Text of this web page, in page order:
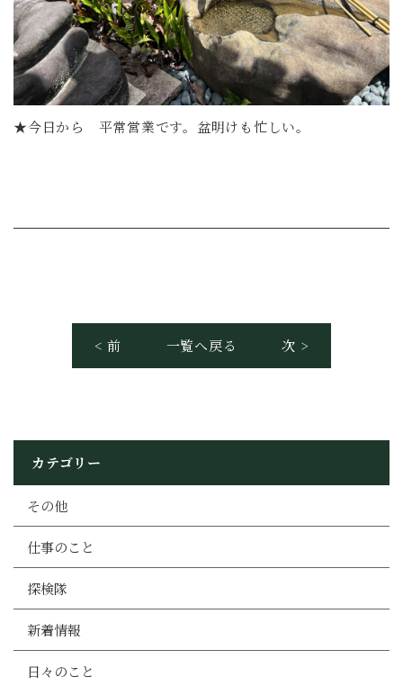
★今日から 平常営業です。盆明けも忙しい。
< 前 一覧へ戻る 次 >
カテゴリー
その他
仕事のこと
探検隊
新着情報
日々のこと